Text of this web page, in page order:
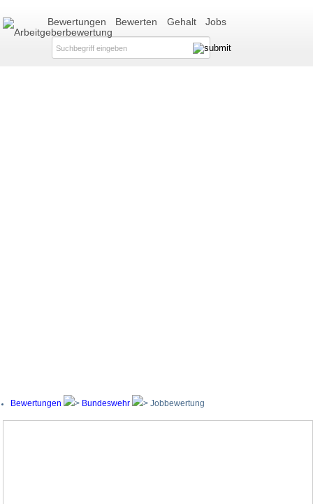
Bewertungen Bewerten Gehalt Jobs
Bewertungen Bundeswehr Jobbewertung